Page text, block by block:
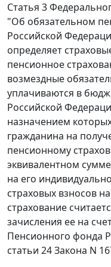
Статья 3
"Об обязательном
Российской
определяет
пенсионное
возмездные
уплачиваются в
Российской
назначением
гражданина на
пенсионному
эквивалентном
на его
страховых взносов
страхование
зачисления ее на
Пенсионного фонда
статьи 24Закона N